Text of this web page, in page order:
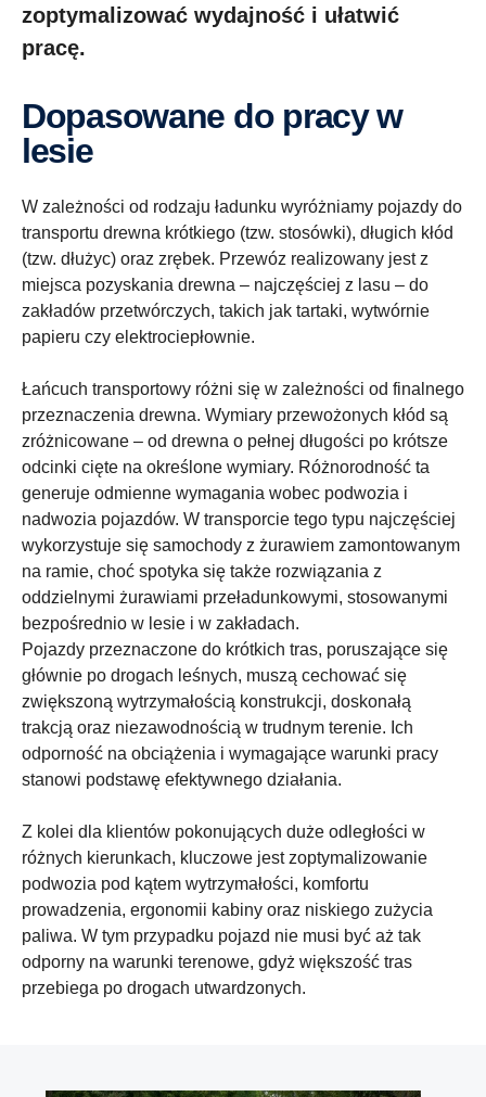
zoptymalizować wydajność i ułatwić
pracę.
Dopasowane do pracy w
lesie
W zależności od rodzaju ładunku wyróżniamy pojazdy do
transportu drewna krótkiego (tzw. stosówki), długich kłód
(tzw. dłużyc) oraz zrębek. Przewóz realizowany jest z
miejsca pozyskania drewna – najczęściej z lasu – do
zakładów przetwórczych, takich jak tartaki, wytwórnie
papieru czy elektrociepłownie.
Łańcuch transportowy różni się w zależności od finalnego
przeznaczenia drewna. Wymiary przewożonych kłód są
zróżnicowane – od drewna o pełnej długości po krótsze
odcinki cięte na określone wymiary. Różnorodność ta
generuje odmienne wymagania wobec podwozia i
nadwozia pojazdów. W transporcie tego typu najczęściej
wykorzystuje się samochody z żurawiem zamontowanym
na ramie, choć spotyka się także rozwiązania z
oddzielnymi żurawiami przeładunkowymi, stosowanymi
bezpośrednio w lesie i w zakładach.
Pojazdy przeznaczone do krótkich tras, poruszające się
głównie po drogach leśnych, muszą cechować się
zwiększoną wytrzymałością konstrukcji, doskonałą
trakcją oraz niezawodnością w trudnym terenie. Ich
odporność na obciążenia i wymagające warunki pracy
stanowi podstawę efektywnego działania.
Z kolei dla klientów pokonujących duże odległości w
różnych kierunkach, kluczowe jest zoptymalizowanie
podwozia pod kątem wytrzymałości, komfortu
prowadzenia, ergonomii kabiny oraz niskiego zużycia
paliwa. W tym przypadku pojazd nie musi być aż tak
odporny na warunki terenowe, gdyż większość tras
przebiega po drogach utwardzonych.